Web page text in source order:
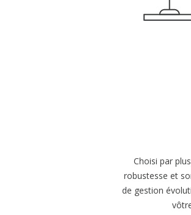
Choisi par
robustesse et
de gestion